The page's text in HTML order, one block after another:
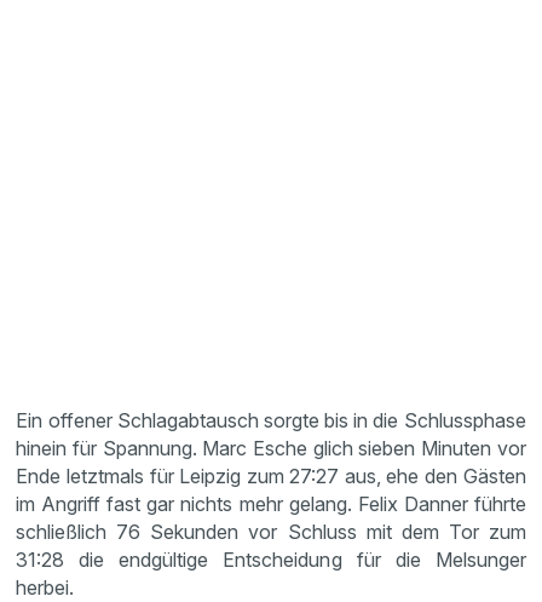
Ein offener Schlagabtausch sorgte bis in die Schlussphase
hinein für Spannung. Marc Esche glich sieben Minuten vor
Ende letztmals für Leipzig zum 27:27 aus, ehe den Gästen
im Angriff fast gar nichts mehr gelang. Felix Danner führte
schließlich 76 Sekunden vor Schluss mit dem Tor zum
31:28 die endgültige Entscheidung für die Melsunger
herbei.